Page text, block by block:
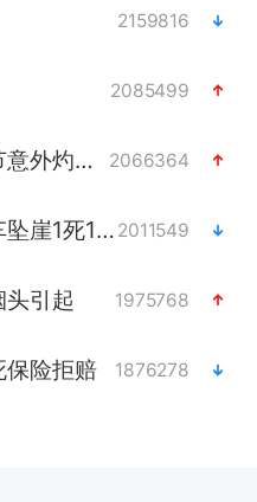
2159816
2085499
云南一地村民过火把节意外灼伤16人 2066364
中国父女泰国骑摩托车坠崖1死1伤 2011549
引起 1975768
保险拒赔 1876278